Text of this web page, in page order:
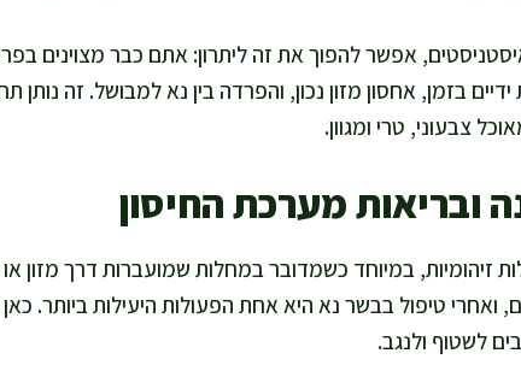
אפשר להפוך את זה ליתרון: אתם כבר מצוינים
בזמן, אחסון מזון נכון, והפרדה בין נא למבושל. זה
צבעוני, טרי ומגוון.
ובריאות מערכת החיסון
זיהומיות, במיוחד כשמדובר במחלות שמועברות דרך מזון
ואחרי טיפול בבשר נא היא אחת הפעולות היעילות ביותר.
לשטוף ולנגב.